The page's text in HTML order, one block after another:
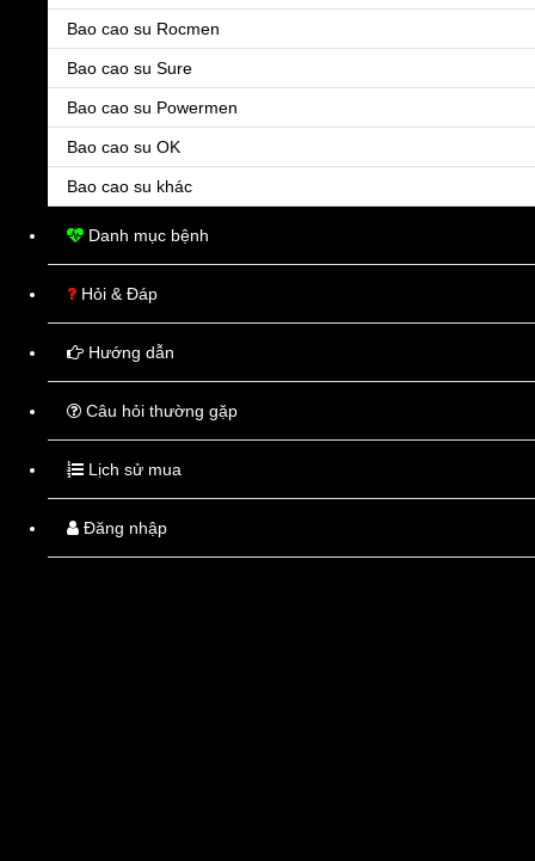
Bao cao su Rocmen
Bao cao su Sure
Bao cao su Powermen
Bao cao su OK
Bao cao su khác
Danh mục bệnh
Hỏi & Đáp
Hướng dẫn
Câu hỏi thường gặp
Lịch sử mua
Đăng nhập